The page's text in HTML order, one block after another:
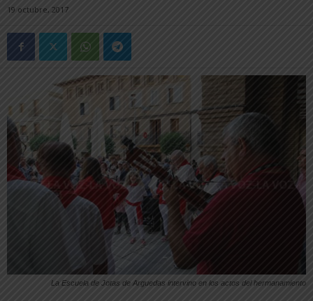
19 octubre, 2017
La Escuela de Jotas de Arguedas intervino en los actos del hermanamiento